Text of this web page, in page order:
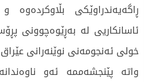
ڕاگەیەندراوێکی
ئاسانکاریی لە بەڕێوەچوونی
واتە پێنجشەممە ئەو